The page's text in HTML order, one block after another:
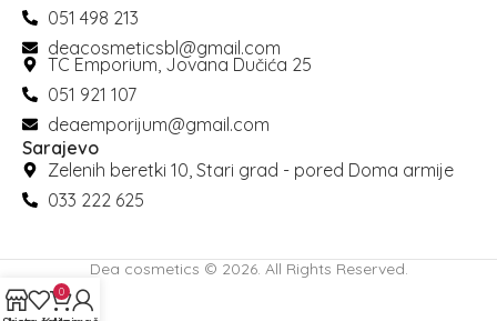
051 498 213
deacosmeticsbl@gmail.com
TC Emporium, Jovana Dučića 25
051 921 107
deaemporijum@gmail.com
Sarajevo
Zelenih beretki 10, Stari grad - pored Doma armije
033 222 625
Dea cosmetics © 2026. All Rights Reserved.
0